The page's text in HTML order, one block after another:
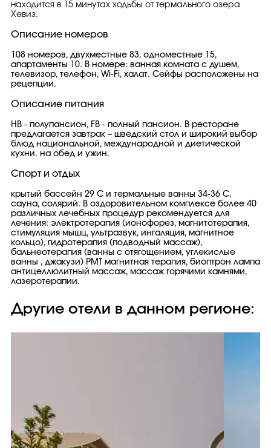
находится в 15 минутах ходьбы от термального озера
Хевиз.
Описание номеров
108 номеров, двухместные 83, одноместные 15,
апартаменты 10. В номере: ванная комната с душем,
телевизор, телефон, Wi-Fi, халат. Сейфы расположены на
рецепции.
Описание питания
НВ - полупансион, FB - полный пансион. В ресторане
предлагается завтрак – шведский стол и широкий выбор
блюд национальной, международной и диетической
кухни. на обед и ужин.
Спорт и отдых
крытый бассейн 29 С и термальные ванны 34-36 С,
сауна, солярий. В оздоровительном комплексе более 40
различных лечебных процедур рекомендуeтся для
лечения: электротерапия (ионофорез, магнитотерапия,
стимуляция мышц, ультразвук, ингаляция, магнитное
кольцо), гидротерапия (подводный массаж),
бальнеотерапия (ванны с отягощением, углекислые
ванны , джакузи) PMT магнитная терапия, биоптрон лампа
антицеллюлитный массаж, массаж горячими камнями,
лазеротерапии.
Другие отели в данном регионе: